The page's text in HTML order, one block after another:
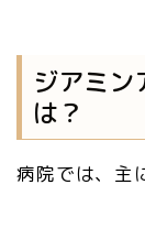
ジアミン
は？
病院では、主